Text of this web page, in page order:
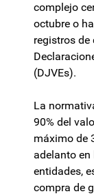
complejo
octubre o
registros
(DJVEs).
La
90% del
máximo de
adelanto
entidades,
compra de